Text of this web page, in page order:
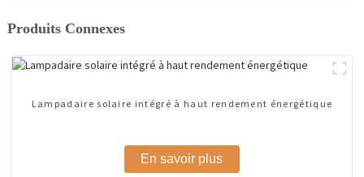
Produits Connexes
Lampadaire solaire intégré à haut rendement énergétique
En savoir plus